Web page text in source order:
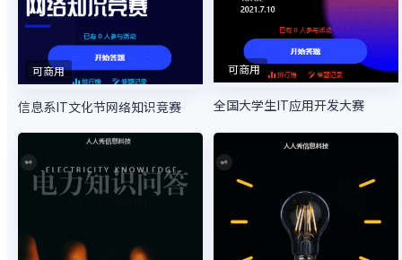
可商用
信息系IT文化节网络知识竞赛
可商用
全国大学生IT应用开发大赛